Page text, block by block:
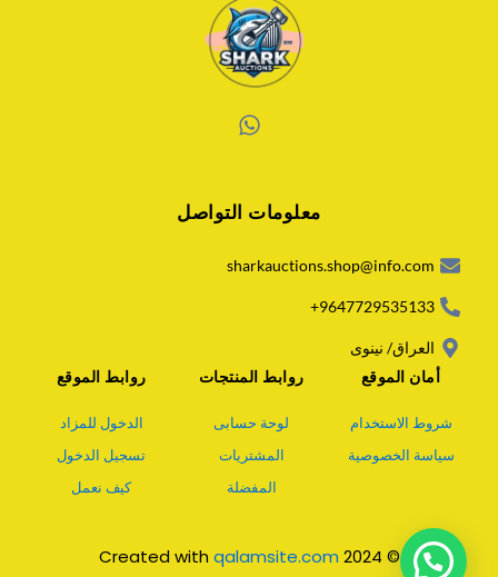
t
a
معلومات التواصل
sharkauctions.shop@info.com
9647729535133+
العراق/ نينوى
أمان الموقع
شروط الاستخدام
سياسة الخصوصية
روابط المنتجات
لوحة حسابى
المشتريات
المفضلة
روابط الموقع
الدخول للمزاد
تسجيل الدخول
كيف نعمل
© 2024 Created with
qalamsite.com